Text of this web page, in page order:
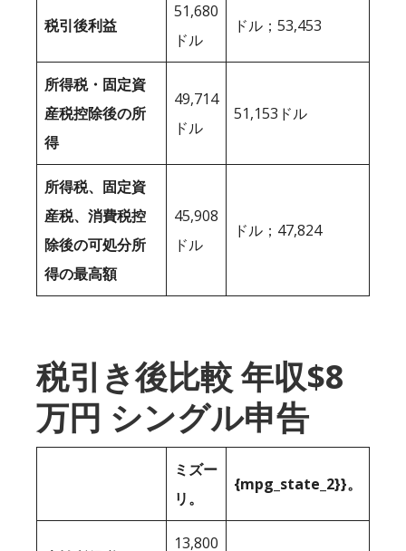
税引後利益
51,680
ドル
ドル；53,453
所得税・固定資
産税控除後の所
得
49,714
ドル
51,153ドル
所得税、固定資
産税、消費税控
除後の可処分所
得の最高額
45,908
ドル
ドル；47,824
税引き後比較 年収$8
万円 シングル申告
ミズー
リ。
{mpg_state_2}}。
13,800